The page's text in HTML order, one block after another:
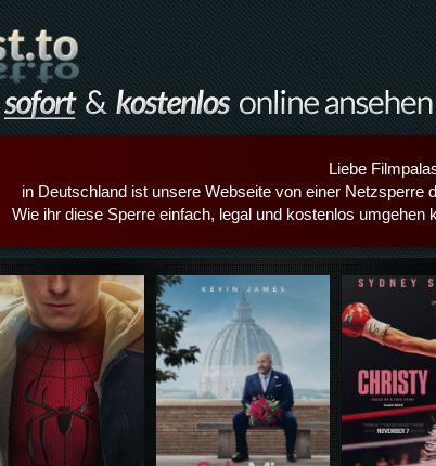
Liebe
in Deutschland ist unsere Webseite von einer Netzsperre
Wie ihr diese Sperre einfach, legal und kostenlos umgehen
Details,Play Details,Play